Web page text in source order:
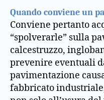
Quando conviene un
Conviene pertanto
“spolverarle” sulla
calcestruzzo,
prevenire eventuali
pavimentazione
fabbricato